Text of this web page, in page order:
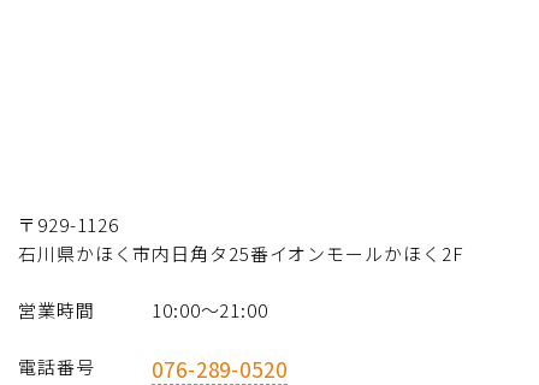
〒929-1126
石川県かほく市内日角タ25番イオンモールかほく2F
営業時間 10:00〜21:00
電話番号 076-289-0520